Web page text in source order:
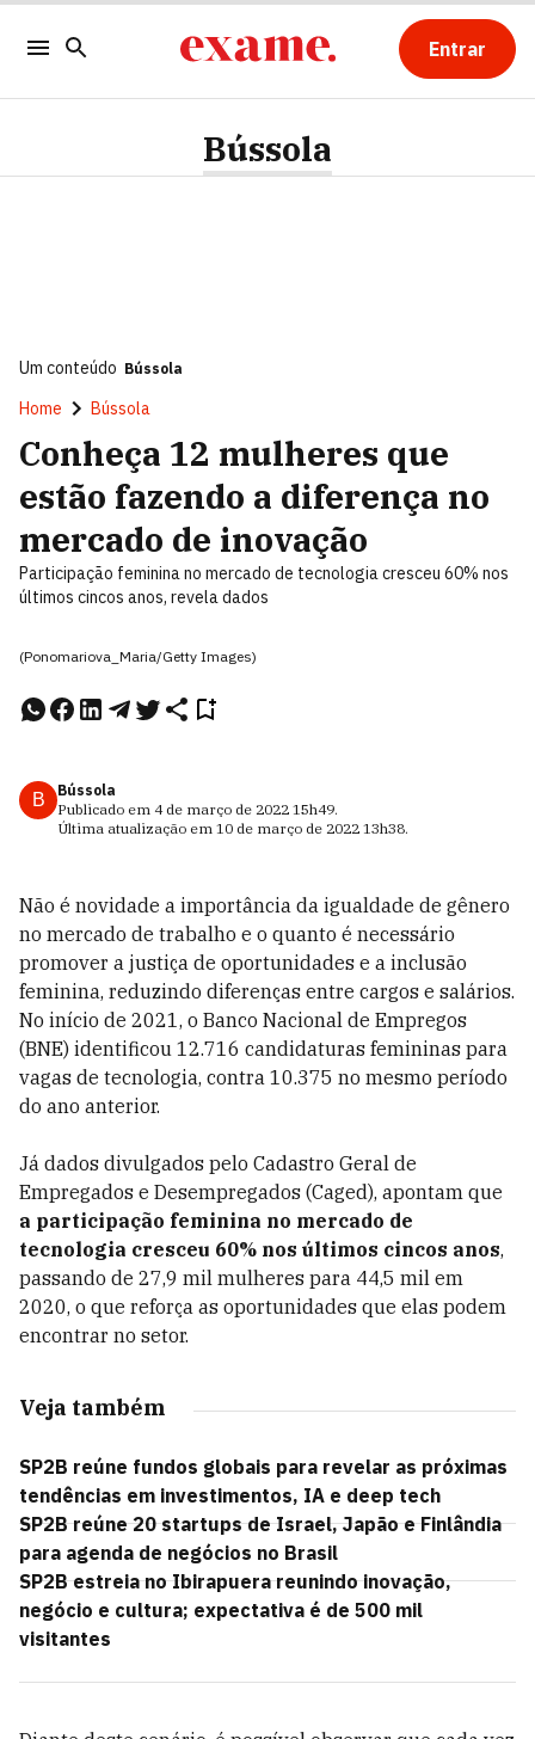
Entrar
Bússola
Um conteúdo Bússola
Home Bússola
Conheça 12 mulheres que
estão fazendo a diferença no
mercado de inovação
Participação feminina no mercado de tecnologia cresceu 60% nos
últimos cincos anos, revela dados
(Ponomariova_Maria/Getty Images)
B
Bússola
Publicado em 4 de março de 2022 15h49.
Última atualização em 10 de março de 2022 13h38.
Não é novidade a importância da igualdade de gênero
no mercado de trabalho e o quanto é necessário
promover a justiça de oportunidades e a inclusão
feminina, reduzindo diferenças entre cargos e salários.
No início de 2021, o Banco Nacional de Empregos
(BNE) identificou 12.716 candidaturas femininas para
vagas de tecnologia, contra 10.375 no mesmo período
do ano anterior.
Já dados divulgados pelo Cadastro Geral de
Empregados e Desempregados (Caged), apontam que
a participação feminina no mercado de
tecnologia cresceu 60% nos últimos cincos anos,
passando de 27,9 mil mulheres para 44,5 mil em
2020, o que reforça as oportunidades que elas podem
encontrar no setor.
Veja também
SP2B reúne fundos globais para revelar as próximas
tendências em investimentos, IA e deep tech
SP2B reúne 20 startups de Israel, Japão e Finlândia
para agenda de negócios no Brasil
SP2B estreia no Ibirapuera reunindo inovação,
negócio e cultura; expectativa é de 500 mil
visitantes